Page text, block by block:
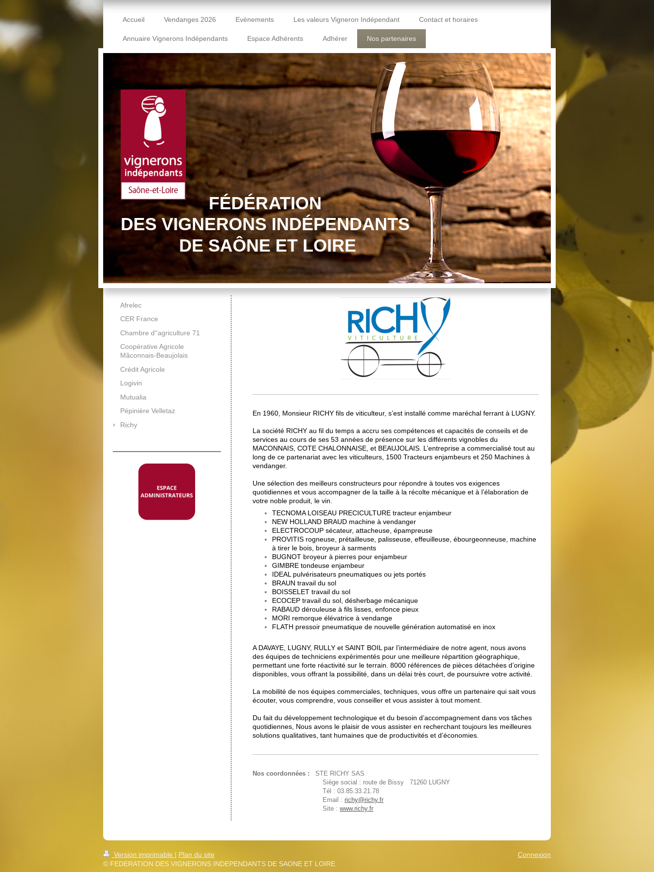
Accueil Vendanges 2026 Evènements Les valeurs Vigneron Indépendant Contact et horaires
Annuaire Vignerons Indépendants Espace Adhérents Adhérer Nos partenaires
FÉDÉRATION
DES VIGNERONS INDÉPENDANTS
DE SAÔNE ET LOIRE
En 1960, Monsieur RICHY fils de viticulteur, s’est installé comme maréchal ferrant à LUGNY.
La société RICHY au fil du temps a accru ses compétences et capacités de conseils et de
services au cours de ses 53 années de présence sur les différents vignobles du
MACONNAIS, COTE CHALONNAISE, et BEAUJOLAIS. L’entreprise a commercialisé tout au
long de ce partenariat avec les viticulteurs, 1500 Tracteurs enjambeurs et 250 Machines à
vendanger.
Une sélection des meilleurs constructeurs pour répondre à toutes vos exigences
quotidiennes et vous accompagner de la taille à la récolte mécanique et à l’élaboration de
votre noble produit, le vin.
TECNOMA LOISEAU PRECICULTURE tracteur enjambeur
NEW HOLLAND BRAUD machine à vendanger
ELECTROCOUP sécateur, attacheuse, épampreuse
PROVITIS rogneuse, prétailleuse, palisseuse, effeuilleuse, ébourgeonneuse, machine
à tirer le bois, broyeur à sarments
BUGNOT broyeur à pierres pour enjambeur
GIMBRE tondeuse enjambeur
IDEAL pulvérisateurs pneumatiques ou jets portés
BRAUN travail du sol
BOISSELET travail du sol
ECOCEP travail du sol, désherbage mécanique
RABAUD dérouleuse à fils lisses, enfonce pieux
MORI remorque élévatrice à vendange
FLATH pressoir pneumatique de nouvelle génération automatisé en inox
A DAVAYE, LUGNY, RULLY et SAINT BOIL par l’intermédiaire de notre agent, nous avons
des équipes de techniciens expérimentés pour une meilleure répartition géographique,
permettant une forte réactivité sur le terrain. 8000 références de pièces détachées d’origine
disponibles, vous offrant la possibilité, dans un délai très court, de poursuivre votre activité.
La mobilité de nos équipes commerciales, techniques, vous offre un partenaire qui sait vous
écouter, vous comprendre, vous conseiller et vous assister à tout moment.
Du fait du développement technologique et du besoin d’accompagnement dans vos tâches
quotidiennes, Nous avons le plaisir de vous assister en recherchant toujours les meilleures
solutions qualitatives, tant humaines que de productivités et d’économies.
Nos coordonnées :
STE RICHY SAS
Siège social : route de Bissy 71260 LUGNY
Tél : 03.85.33.21.78
Email : richy@richy.fr
Site :www.richy.fr
Afrelec
CER France
Chambre d''agriculture 71
Coopérative Agricole
Mâconnais-Beaujolais
Crédit Agricole
Logivin
Mutualia
Pépinière Velletaz
Richy
Version imprimable | Plan du site
© FEDERATION DES VIGNERONS INDEPENDANTS DE SAONE ET LOIRE
Connexion